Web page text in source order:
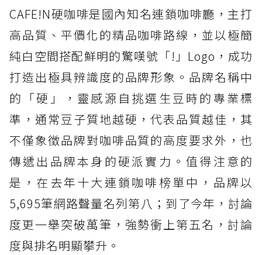
CAFE!N硬咖啡是國內知名連鎖咖啡廳，主打
高品質、平價化的精品咖啡路線，並以極簡
純白空間搭配鮮明的驚嘆號「!」Logo，成功
打造出極具辨識度的品牌形象。品牌名稱中
的「硬」，靈感源自挑選生豆時的專業標
準，通常豆子質地越硬，代表品質越佳，其
不僅象徵品牌對咖啡品質的高度要求外，也
傳遞出品牌本身的硬派實力。值得注意的
是，在去年十大連鎖咖啡榜單中，品牌以
5,695筆網路聲量名列第八；到了今年，討論
度更一舉突破萬筆，強勢衝上第五名，討論
度與排名明顯攀升。